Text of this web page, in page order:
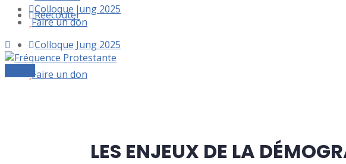
Réécouter
Colloque Jung 2025
Faire un don
Colloque Jung 2025
Faire un don
LES ENJEUX DE LA